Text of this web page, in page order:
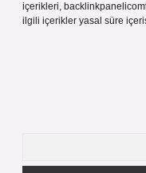
içerikleri,
ilgili içerikler yasal süre